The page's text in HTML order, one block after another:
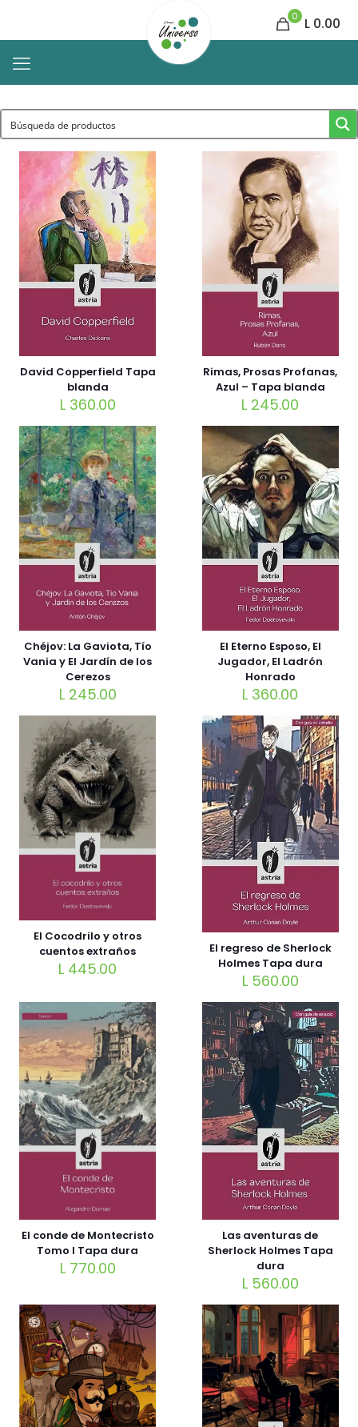
0 L 0.00
David Copperfield Tapa
blanda
L360.00
Rimas, Prosas Profanas,
Azul – Tapa blanda
L 245.00
Chéjov: La Gaviota, Tío
Vania y El Jardín de los
Cerezos
L245.00
El Eterno Esposo, El
Jugador, El Ladrón
Honrado
L 360.00
El Cocodrilo y otros
cuentos extraños
L 445.00
El regreso de Sherlock
Holmes Tapa dura
L560.00
El conde de Montecristo
Tomo I Tapa dura
L770.00
Las aventuras de
Sherlock Holmes Tapa
dura
L560.00